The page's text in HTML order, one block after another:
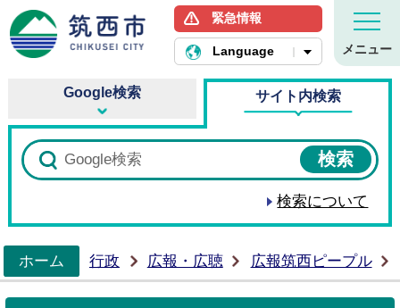
筑西市ホームページ
緊急情報
Language メニュー
Google検索 サイト内検索
検索について
ホーム
行政 広報・広聴 広報筑西ピープル